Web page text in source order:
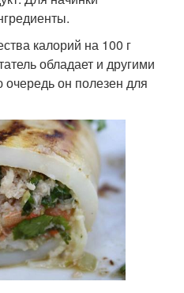
калорий на 100 г
обладает и другими
он полезен для